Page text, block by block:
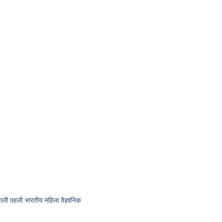
भारतीय महिला वैज्ञानिक